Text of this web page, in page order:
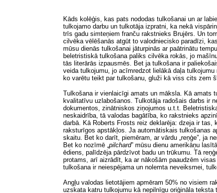
Kāds kolēģis, kas pats nododas tulkošanai un ar
tulkojamo darbu un tulkotāja izpratni, ka nekā
trīs gadu simteņiem franču rakstnieks Brujērs. Un
cilvēka vēlēšanās atgūt to valodniecisko paradīzi,
mūsu dienās tulkošanai jāturpinās ar paātrinātu
beletristiskā tulkošana paliks cilvēka rokās, jo
tās literārās izpausmēs. Bet ja tulkošana ir
veida tulkojumu, jo acīmredzot lielākā daļa tulkojumu
ko varētu teikt par tulkošanu, gluži kā viss cits zem
Tulkošana ir vienlaicīgi amats un māksla. Kā amats
kvalitatīvu uzlabošanos. Tulkotāja radošais darbs ir
dokumentos, zinātniskos ziņojumos u.t.t.
neskaidrība, tā valodas bagātība, ko rakstnieks
darbā. Kā Roberts Frosts reiz deklarēja: dzeja ir
raksturīgos apstākļos. Ja automātiskais tulkošanas
skaitu. Bet ko darīt, piemēram, ar vārdu „reņģe”, ja
Bet ko nozīmē „pilchard” mūsu dienu amerikāņu
ēdiens, palīdzēja pārdzīvot badu un trūkumu. Tā
protams, arī aizrādīt, ka ar nākošām paaudzēm
tulkošana ir neiespējama un nolemta neveiksmei,
Angļu valodas lietotājiem apmēram 50% no visiem
uzskata katru tulkojumu kā nepilnīgu oriģināla